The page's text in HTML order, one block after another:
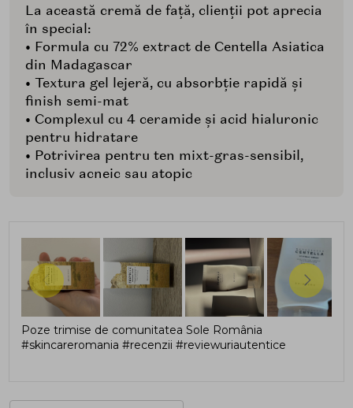
La această cremă de față, clienții pot aprecia
în special:
• Formula cu 72% extract de Centella Asiatica
din Madagascar
• Textura gel lejeră, cu absorbție rapidă și
finish semi-mat
• Complexul cu 4 ceramide și acid hialuronic
pentru hidratare
• Potrivirea pentru ten mixt-gras-sensibil,
inclusiv acneic sau atopic
Poze trimise de comunitatea Sole România
#skincareromania #recenzii #reviewuriautentice